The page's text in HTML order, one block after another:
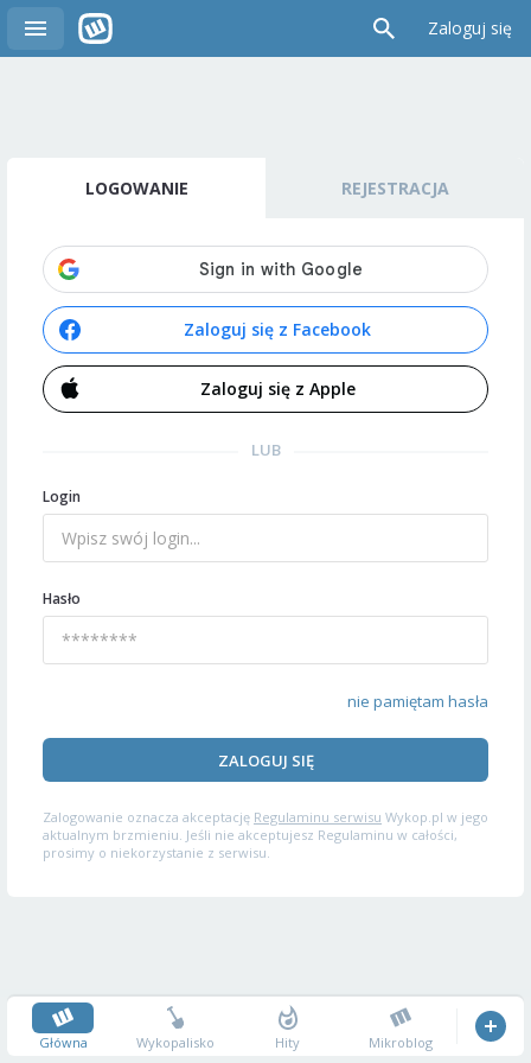
Zaloguj się
LOGOWANIE REJESTRACJA
Zaloguj się z Facebook
Zaloguj się z Apple
LUB
Login
Hasło
nie pamiętam hasła
ZALOGUJ SIĘ
Zalogowanie oznacza akceptację Regulaminu serwisu Wykop.pl w jego
aktualnym brzmieniu. Jeśli nie akceptujesz Regulaminu w całości,
prosimy o niekorzystanie z serwisu.
Główna Wykopalisko Hity Mikroblog